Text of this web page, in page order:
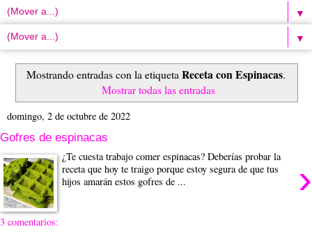
▼
▼
Mostrando entradas con la etiqueta Receta con Espinacas.
Mostrar todas las entradas
domingo, 2 de octubre de 2022
Gofres de espinacas
›
¿Te cuesta trabajo comer espinacas? Deberías probar la
receta que hoy te traigo porque estoy segura de que tus
hijos amarán estos gofres de ...
3 comentarios: